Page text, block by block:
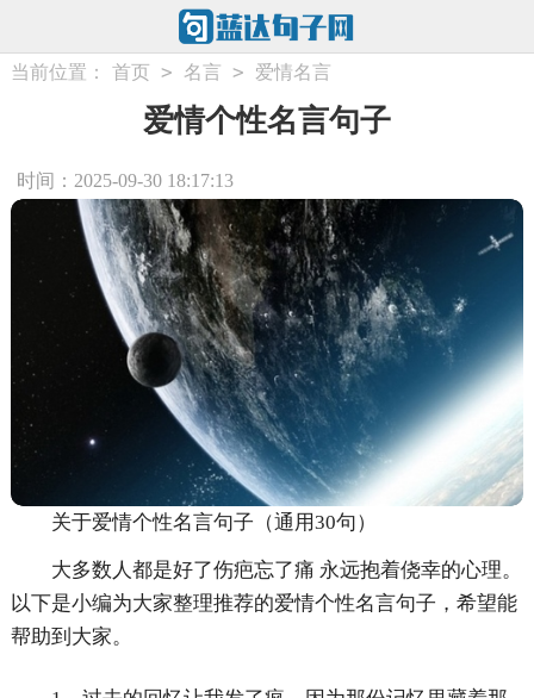
当前位置： 首页 > 名言 > 爱情名言
爱情个性名言句子
时间：2025-09-30 18:17:13
关于爱情个性名言句子（通用30句）
大多数人都是好了伤疤忘了痛 永远抱着侥幸的心理。
以下是小编为大家整理推荐的爱情个性名言句子，希望能
帮助到大家。